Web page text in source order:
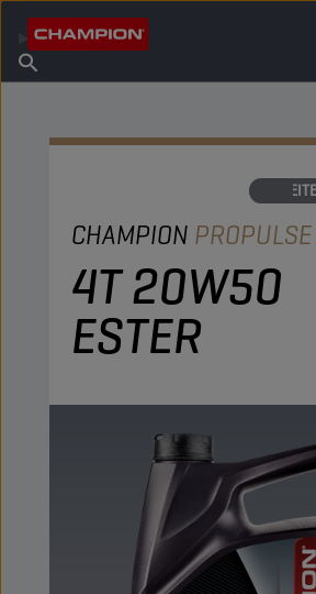
Acerca de champion
Encuentra un punto de venta
CHAMPION
4T 20W50
ESTER